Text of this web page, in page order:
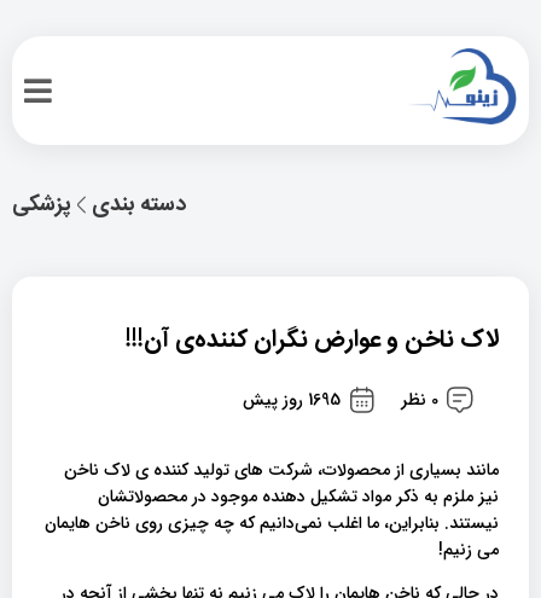
پزشکی دسته بندی
لاک ناخن و عوارض نگران کننده‌ی آن!!!
0 نظر 1695 روز پیش
مانند بسیاری از محصولات، شرکت های تولید کننده ی لاک ناخن
نیز ملزم به ذکر مواد تشکیل دهنده موجود در محصولاتشان
نیستند. بنابراین، ما اغلب نمی‌دانیم که چه چیزی روی ناخن هایمان
می زنیم!